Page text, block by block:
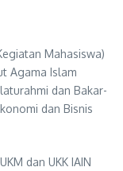
Mahasiswa)
Agama Islam
dan Bakar-
dan Bisnis
dan UKK IAIN